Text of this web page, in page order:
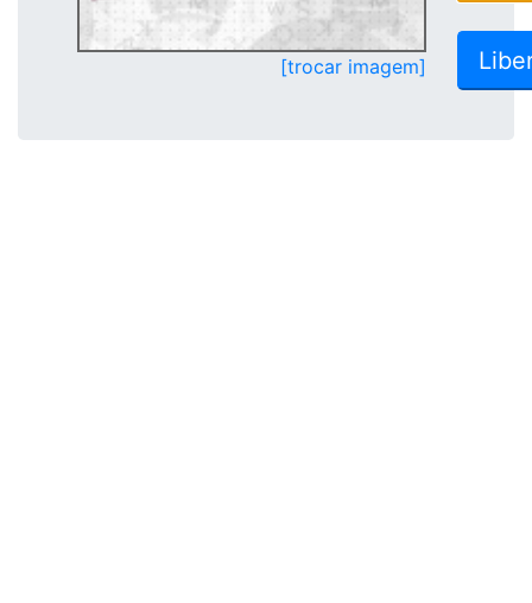
[trocar imagem]